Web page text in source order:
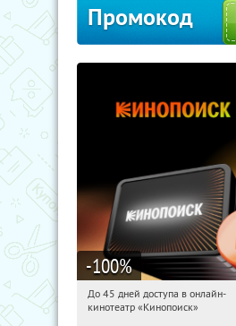
Промокод
-100%
20:19:37 Получили:
До 45 дней доступа в онлайн-
кинотеатр «Кинопоиск»